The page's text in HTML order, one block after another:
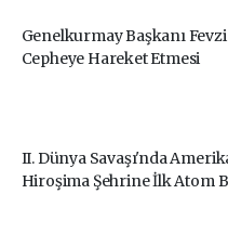
Genelkurmay Başkanı
Cepheye Hareket Etmesi
II. Dünya Savaşı'nda
Hiroşima Şehrine İlk Atom